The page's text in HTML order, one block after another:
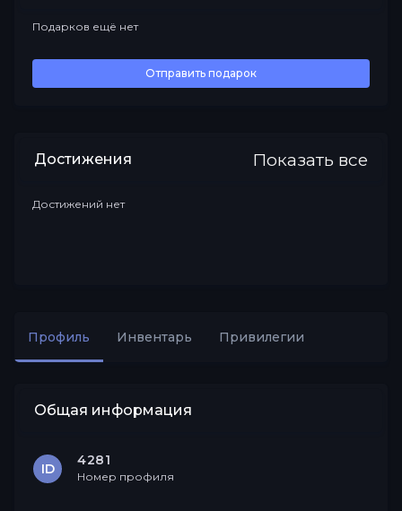
Все
Подарков ещё нет
Отправить подарок
Достижения Показать все
Достижений нет
Профиль Инвентарь Привилегии
Общая информация
ID
4281
Номер профиля